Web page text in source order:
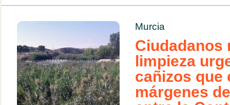
Murcia
Ciudadanos
limpieza
cañizos que
márgenes